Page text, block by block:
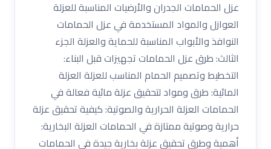
عزل الحمامات الجدران والأرضيات المناسبة للعزلة
العوازل والمواد المستخدمة في عزل الحمامات
النوافذ والأبواب المناسبة للحماية والعزلة الجزء
الثالث: طرق عزل الحمامات تجهيزات قبل البناء:
التخطيط وتصميم الحمام المناسب للعزلة العزلة
المائية: طرق ومواد لتحقيق عزلة مائية فعالة في
الحمامات العزلة الحرارية والصوتية: كيفية تحقيق عزلة
حرارية وصوتية ممتازة في الحمامات العزلة البخارية:
أهمية وطرق تحقيق عزلة بخارية جيدة في الحمامات